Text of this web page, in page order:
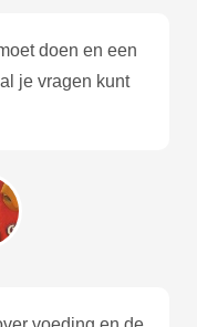
doen en een
je vragen kunt